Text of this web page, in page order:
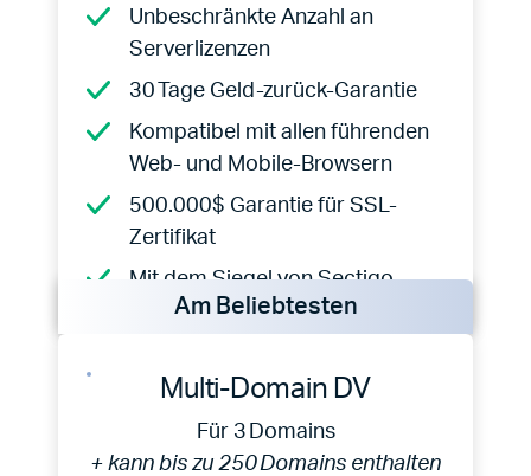
Unbeschränkte Anzahl an
Serverlizenzen
30 Tage Geld-zurück-Garantie
Kompatibel mit allen führenden
Web- und Mobile-Browsern
500.000$ Garantie für SSL-
Zertifikat
Mit dem Siegel von Sectigo
Am Beliebtesten
Multi-Domain DV
Für 3 Domains
+ kann bis zu 250 Domains enthalten